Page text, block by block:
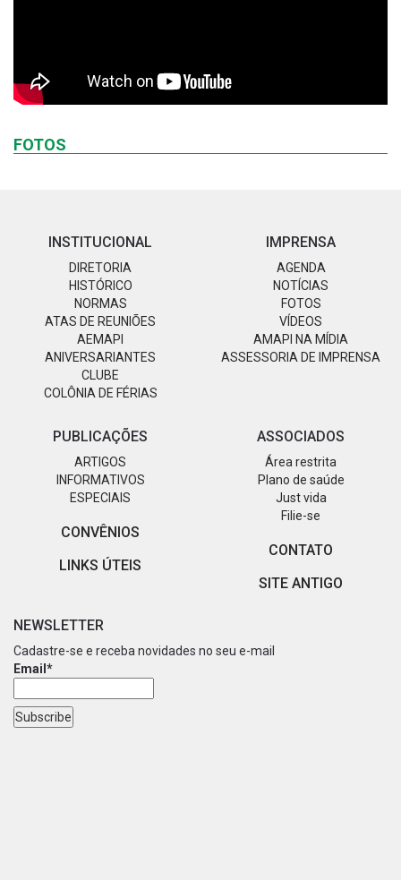
FOTOS
INSTITUCIONAL
DIRETORIA
HISTÓRICO
NORMAS
ATAS DE REUNIÕES
AEMAPI
ANIVERSARIANTES
CLUBE
COLÔNIA DE FÉRIAS
IMPRENSA
AGENDA
NOTÍCIAS
FOTOS
VÍDEOS
AMAPI NA MÍDIA
ASSESSORIA DE IMPRENSA
PUBLICAÇÕES
ARTIGOS
INFORMATIVOS
ESPECIAIS
CONVÊNIOS
LINKS ÚTEIS
ASSOCIADOS
Área restrita
Plano de saúde
Just vida
Filie-se
CONTATO
SITE ANTIGO
NEWSLETTER
Cadastre-se e receba novidades no seu e-mail
Email*